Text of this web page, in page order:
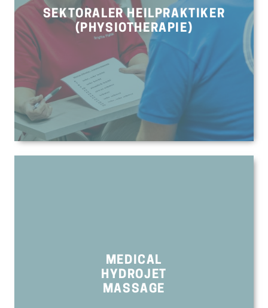
SEKTORALER HEILPRAKTIKER
(PHYSIOTHERAPIE)
MEDICAL
HYDROJET
MASSAGE